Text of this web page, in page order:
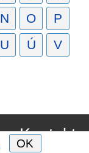
N O
P
U Ú
V
Kontakt
OK